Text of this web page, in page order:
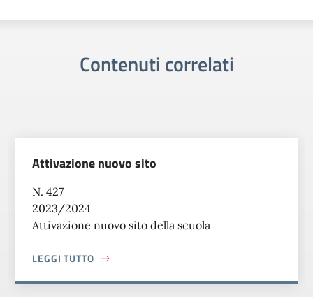
Contenuti correlati
Divieto temporaneo di parcheggio nell’area
N. 423
2023/2024
06 giugno